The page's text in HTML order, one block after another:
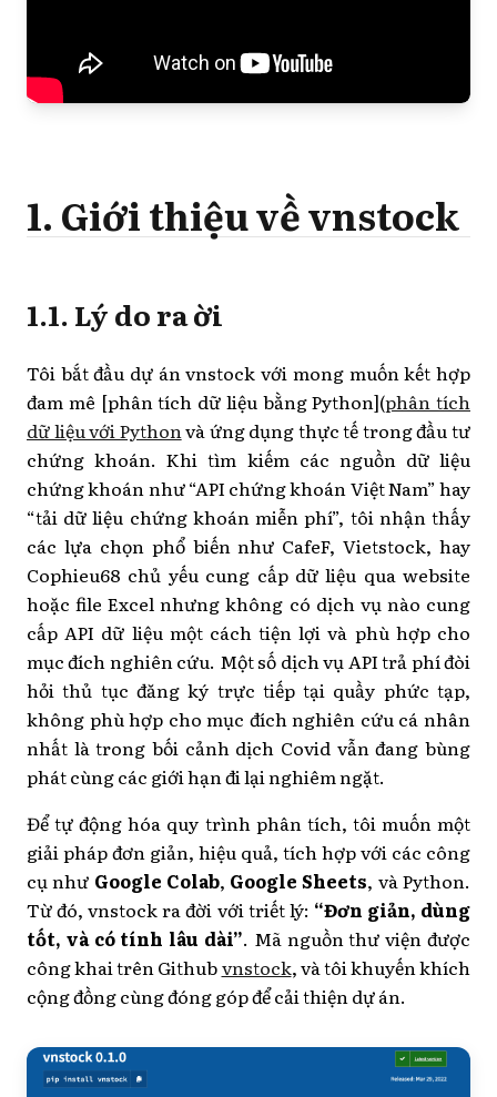
1. Giới thiệu về vnstock
1.1. Lý do ra đời
Tôi bắt đầu dự án vnstock với mong muốn kết hợp
đam mê [phân tích dữ liệu bằng Python](phân tích
dữ liệu với Pythonvà ứng dụng thực tế trong đầu tư
chứng khoán. Khi tìm kiếm các nguồn dữ liệu
chứng khoán như “API chứng khoán Việt Nam” hay
“tải dữ liệu chứng khoán miễn phí”, tôi nhận thấy
các lựa chọn phổ biến như CafeF, Vietstock, hay
Cophieu68 chủ yếu cung cấp dữ liệu qua website
hoặc file Excel nhưng không có dịch vụ nào cung
cấp API dữ liệu một cách tiện lợi và phù hợp cho
mục đích nghiên cứu. Một số dịch vụ API trả phí đòi
hỏi thủ tục đăng ký trực tiếp tại quầy phức tạp,
không phù hợp cho mục đích nghiên cứu cá nhân
nhất là trong bối cảnh dịch Covid vẫn đang bùng
phát cùng các giới hạn đi lại nghiêm ngặt.
Để tự động hóa quy trình phân tích, tôi muốn một
giải pháp đơn giản, hiệu quả, tích hợp với các công
cụ như Google Colab, Google Sheets, và Python.
Từ đó, vnstock ra đời với triết lý: “Đơn giản, dùng
tốt, và có tính lâu dài”. Mã nguồn thư viện được
công khai trên Githubvnstock, và tôi khuyến khích
cộng đồng cùng đóng góp để cải thiện dự án.